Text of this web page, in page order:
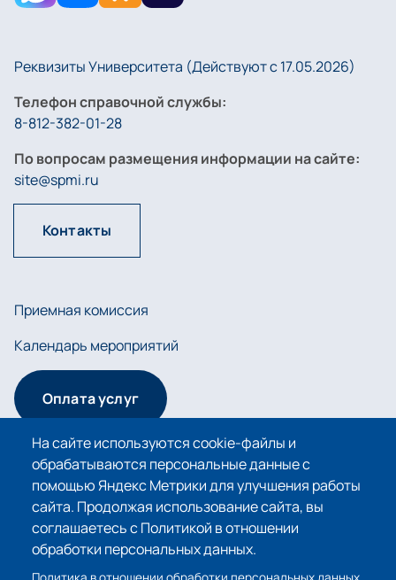
На сайте используются cookie-файлы и
обрабатываются персональные данные с
помощью Яндекс Метрики для улучшения работы
сайта. Продолжая использование сайта, вы
соглашаетесь с Политикой в отношении
обработки персональных данных.
Реквизиты Университета (Действуют с 17.05.2026)
Телефон справочной службы:
8-812-382-01-28
По вопросам размещения информации на сайте:
site@spmi.ru
Контакты
Приемная комиссия
Календарь мероприятий
Оплата услуг
Сведения об образовательной организации
Политика в отношении обработки персональных
данных
Политика использования cookie-файлов